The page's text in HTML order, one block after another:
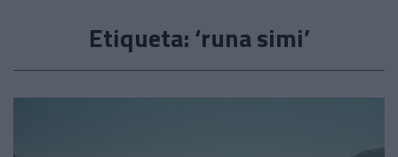
Etiqueta: ‘runa simi’